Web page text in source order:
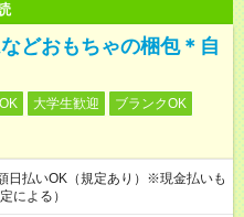
どおもちゃの梱包＊自
大学生歓迎
ブランクOK
払いOK（規定あり）※現金払いも
による）